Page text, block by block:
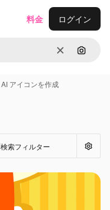
消去 画像で
料金 ログイン
AI アイコンを作成
検索フィルター